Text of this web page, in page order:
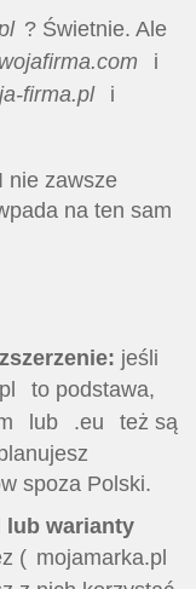
? Świetnie. Ale
i
firma.pl
i
nie zawsze
na ten sam
jeśli
to podstawa,
lub .eu
też są
spoza Polski.
lub warianty
( mojamarka.pl